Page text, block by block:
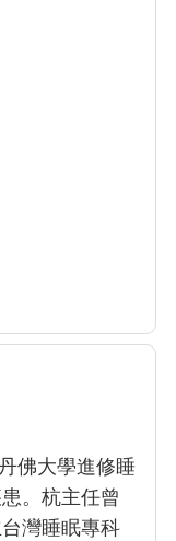
佛大學進修睡
。杭主任曾
灣睡眠專科